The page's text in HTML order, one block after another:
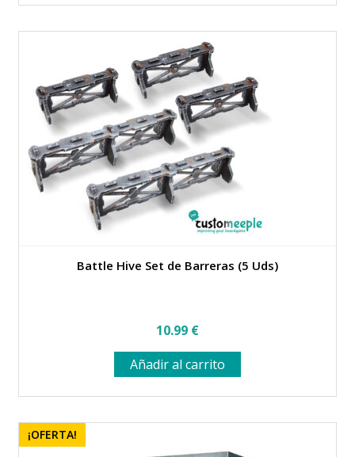
Battle Hive Set de Barreras (5 Uds)
10.99 €
Añadir al carrito
¡OFERTA!